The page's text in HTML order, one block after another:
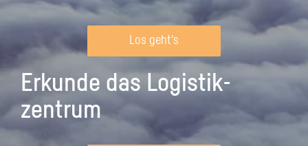
Los geht's
Erkunde das Logistik­
zentrum